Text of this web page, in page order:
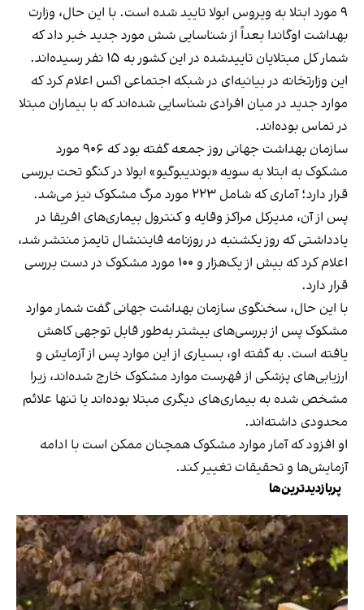
۹ مورد ابتلا به ویروس ابولا تایید شده است. با این حال، وزارت
بهداشت اوگاندا بعداً از شناسایی شش مورد جدید خبر داد که
شمار کل مبتلایان تاییدشده در این کشور به ۱۵ نفر رسیده‌اند.
این وزارتخانه در بیانیه‌ای در شبکه اجتماعی اکس اعلام کرد که
موارد جدید در میان افرادی شناسایی شده‌اند که با بیماران مبتلا
در تماس بوده‌اند.
سازمان بهداشت جهانی روز جمعه گفته بود که ۹۰۶ مورد
مشکوک به ابتلا به سویه «بوندیبوگیو» ابولا در کنگو تحت بررسی
قرار دارد؛ آماری که شامل ۲۲۳ مورد مرگ مشکوک نیز می‌شد.
پس از آن، مدیرکل مراکز وقایه و کنترول بیماری‌های افریقا در
یادداشتی که روز یکشنبه در روزنامه فایننشال تایمز منتشر شد،
اعلام کرد که بیش از یک‌هزار و ۱۰۰ مورد مشکوک در دست بررسی
قرار دارد.
با این حال، سخنگوی سازمان بهداشت جهانی گفت شمار موارد
مشکوک پس از بررسی‌های بیشتر به‌طور قابل توجهی کاهش
یافته است. به گفته او، بسیاری از این موارد پس از آزمایش و
ارزیابی‌های پزشکی از فهرست موارد مشکوک خارج شده‌اند، زیرا
مشخص شده به بیماری‌های دیگری مبتلا بوده‌اند یا تنها علائم
محدودی داشته‌اند.
او افزود که آمار موارد مشکوک همچنان ممکن است با ادامه
آزمایش‌ها و تحقیقات تغییر کند.
پربازدیدترین‌ها